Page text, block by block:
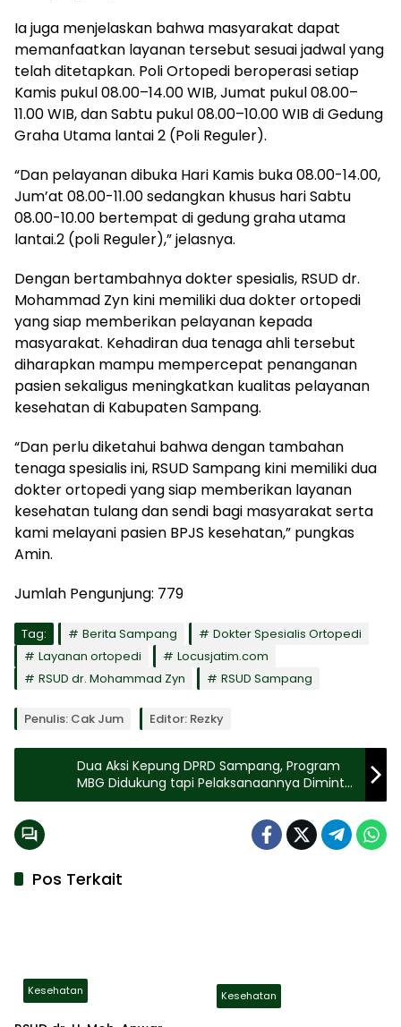
Ia juga menjelaskan bahwa masyarakat dapat
memanfaatkan layanan tersebut sesuai jadwal yang
telah ditetapkan. Poli Ortopedi beroperasi setiap
Kamis pukul 08.00–14.00 WIB, Jumat pukul 08.00–
11.00 WIB, dan Sabtu pukul 08.00–10.00 WIB di Gedung
Graha Utama lantai 2 (Poli Reguler).
“Dan pelayanan dibuka Hari Kamis buka 08.00-14.00,
Jum’at 08.00-11.00 sedangkan khusus hari Sabtu
08.00-10.00 bertempat di gedung graha utama
lantai.2 (poli Reguler),” jelasnya.
Dengan bertambahnya dokter spesialis, RSUD dr.
Mohammad Zyn kini memiliki dua dokter ortopedi
yang siap memberikan pelayanan kepada
masyarakat. Kehadiran dua tenaga ahli tersebut
diharapkan mampu mempercepat penanganan
pasien sekaligus meningkatkan kualitas pelayanan
kesehatan di Kabupaten Sampang.
“Dan perlu diketahui bahwa dengan tambahan
tenaga spesialis ini, RSUD Sampang kini memiliki dua
dokter ortopedi yang siap memberikan layanan
kesehatan tulang dan sendi bagi masyarakat serta
kami melayani pasien BPJS kesehatan,” pungkas
Amin.
Jumlah Pengunjung: 779
Tag: Berita Sampang
Dokter Spesialis Ortopedi
Layanan ortopedi
Locusjatim.com
RSUD dr. Mohammad Zyn
RSUD Sampang
Penulis: Cak Jum Editor: Rezky
Dua Aksi Kepung DPRD Sampang, Program
MBG Didukung tapi Pelaksanaannya Diminta
Dievaluasi Total
Pos Terkait
Kesehatan Kesehatan